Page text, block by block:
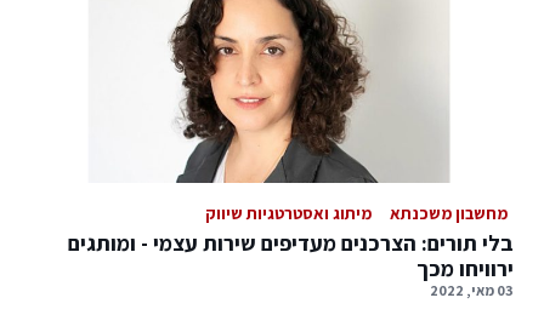
מחשבון משכנתא מיתוג ואסטרטגיות שיווק
בלי תורים: הצרכנים מעדיפים שירות עצמי - ומותגים
ירוויחו מכך
03 מאי, 2022